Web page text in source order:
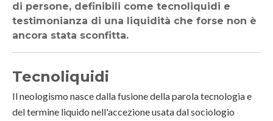
di persone, definibili come tecnoliquidi e
testimonianza di una liquidità che forse non è
ancora stata sconfitta.
Tecnoliquidi
Il neologismo nasce dalla fusione della parola tecnologia e
del termine liquido nell'accezione usata dal sociologio